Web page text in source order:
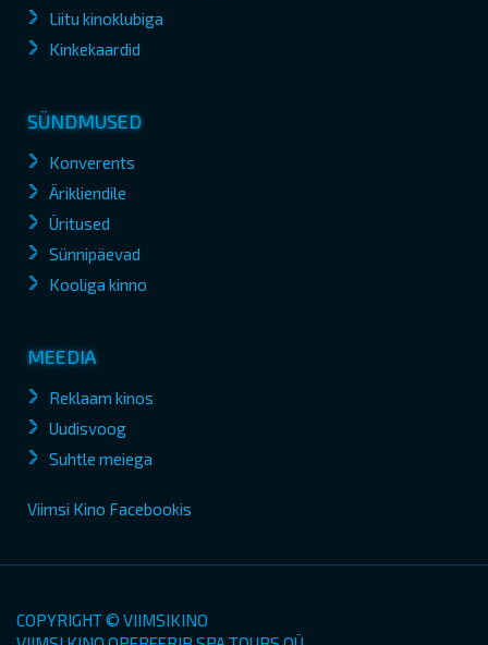
Liitu kinoklubiga
Kinkekaardid
SÜNDMUSED
Konverents
Ärikliendile
Üritused
Sünnipäevad
Kooliga kinno
MEEDIA
Reklaam kinos
Uudisvoog
Suhtle meiega
Viimsi Kino Facebookis
COPYRIGHT © VIIMSIKINO